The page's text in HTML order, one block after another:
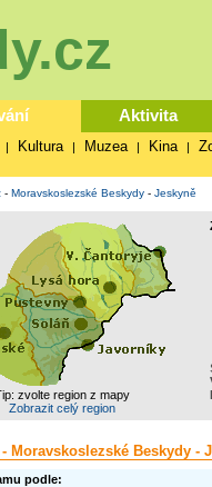
Aktivita
| Kultura | Muzea | Kina |
- Moravskoslezské Beskydy - Jeskyně
zvolte region z mapy
Zobrazit celý region
Moravskoslezské Beskydy -
podle: